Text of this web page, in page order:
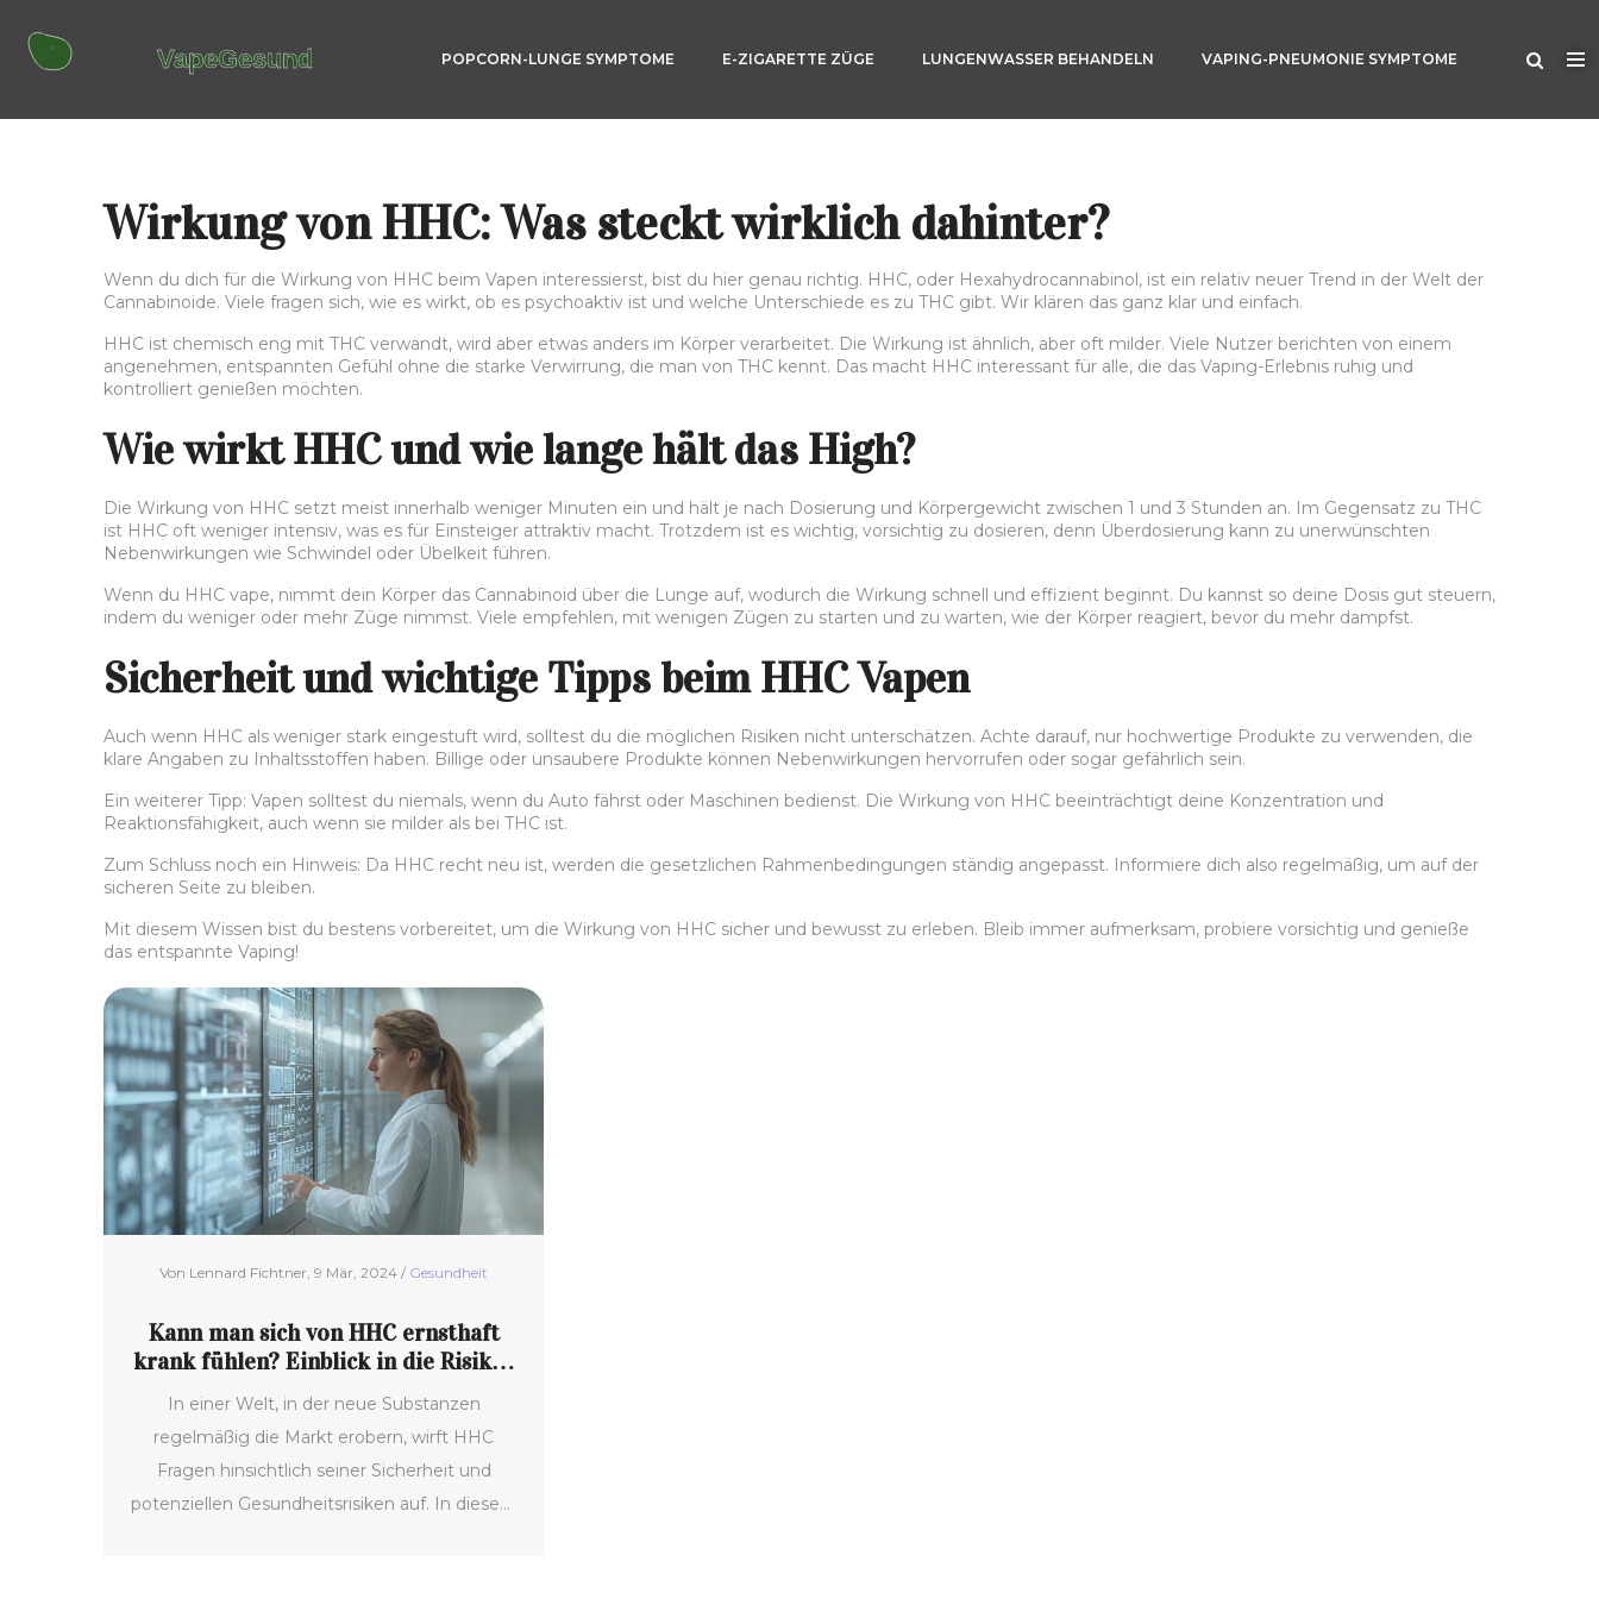
POPCORN-LUNGE SYMPTOME E-ZIGARETTE ZÜGE LUNGENWASSER BEHANDELN VAPING-PNEUMONIE SYMPTOME
Wirkung von HHC: Was steckt wirklich dahinter?
Wenn du dich für die Wirkung von HHC beim Vapen interessierst, bist du hier genau richtig. HHC, oder Hexahydrocannabinol, ist ein relativ neuer Trend in der Welt der
Cannabinoide. Viele fragen sich, wie es wirkt, ob es psychoaktiv ist und welche Unterschiede es zu THC gibt. Wir klären das ganz klar und einfach.
HHC ist chemisch eng mit THC verwandt, wird aber etwas anders im Körper verarbeitet. Die Wirkung ist ähnlich, aber oft milder. Viele Nutzer berichten von einem
angenehmen, entspannten Gefühl ohne die starke Verwirrung, die man von THC kennt. Das macht HHC interessant für alle, die das Vaping-Erlebnis ruhig und
kontrolliert genießen möchten.
Wie wirkt HHC und wie lange hält das High?
Die Wirkung von HHC setzt meist innerhalb weniger Minuten ein und hält je nach Dosierung und Körpergewicht zwischen 1 und 3 Stunden an. Im Gegensatz zu THC
ist HHC oft weniger intensiv, was es für Einsteiger attraktiv macht. Trotzdem ist es wichtig, vorsichtig zu dosieren, denn Überdosierung kann zu unerwünschten
Nebenwirkungen wie Schwindel oder Übelkeit führen.
Wenn du HHC vape, nimmt dein Körper das Cannabinoid über die Lunge auf, wodurch die Wirkung schnell und effizient beginnt. Du kannst so deine Dosis gut steuern,
indem du weniger oder mehr Züge nimmst. Viele empfehlen, mit wenigen Zügen zu starten und zu warten, wie der Körper reagiert, bevor du mehr dampfst.
Sicherheit und wichtige Tipps beim HHC Vapen
Auch wenn HHC als weniger stark eingestuft wird, solltest du die möglichen Risiken nicht unterschätzen. Achte darauf, nur hochwertige Produkte zu verwenden, die
klare Angaben zu Inhaltsstoffen haben. Billige oder unsaubere Produkte können Nebenwirkungen hervorrufen oder sogar gefährlich sein.
Ein weiterer Tipp: Vapen solltest du niemals, wenn du Auto fährst oder Maschinen bedienst. Die Wirkung von HHC beeinträchtigt deine Konzentration und
Reaktionsfähigkeit, auch wenn sie milder als bei THC ist.
Zum Schluss noch ein Hinweis: Da HHC recht neu ist, werden die gesetzlichen Rahmenbedingungen ständig angepasst. Informiere dich also regelmäßig, um auf der
sicheren Seite zu bleiben.
Mit diesem Wissen bist du bestens vorbereitet, um die Wirkung von HHC sicher und bewusst zu erleben. Bleib immer aufmerksam, probiere vorsichtig und genieße
das entspannte Vaping!
Von Lennard Fichtner, 9 Mär, 2024 / Gesundheit
Kann man sich von HHC ernsthaft
krank fühlen? Einblick in die Risiken
und Sicherheit
In einer Welt, in der neue Substanzen
regelmäßig die Markt erobern, wirft HHC
Fragen hinsichtlich seiner Sicherheit und
potenziellen Gesundheitsrisiken auf. In diesem